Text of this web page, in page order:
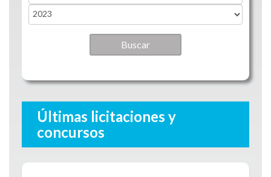
Año
Year
Últimas licitaciones y
concursos